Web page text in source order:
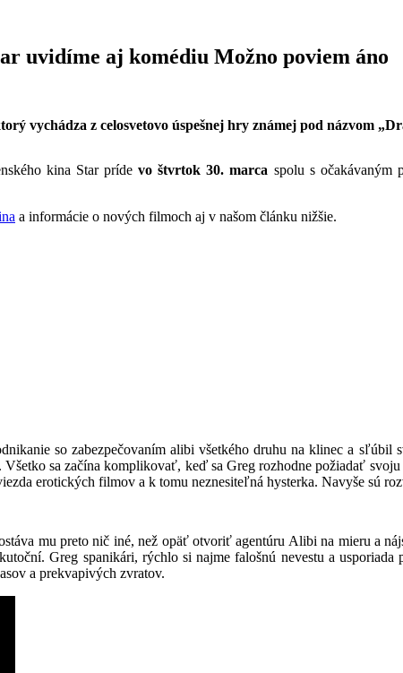
uvidíme aj komédiu Možno poviem áno
vychádza z celosvetovo úspešnej hry známej pod názvom
kina Star prídevo štvrtok 30. marca spolu s očakávaným
a informácie o nových filmoch aj v našom článku nižšie.
so zabezpečovaním alibi všetkého druhu na klinec a
sa začína komplikovať, keď sa Greg rozhodne požiadať
erotických filmov a k tomu neznesiteľná hysterka. Navyše sú
mu preto nič iné, než opäť otvoriť agentúru Alibi na mieru a
Greg spanikári, rýchlo si najme falošnú nevestu a
a prekvapivých zvratov.